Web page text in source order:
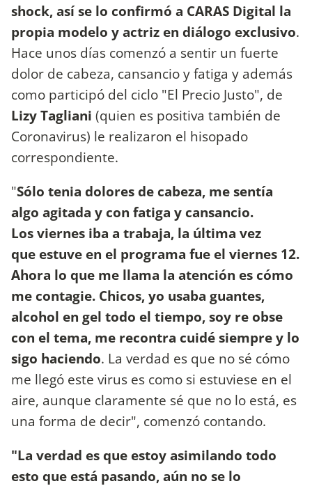
shock, así se lo confirmó a CARAS Digital la
propia modelo y actriz en diálogo exclusivo.
Hace unos días comenzó a sentir un fuerte
dolor de cabeza, cansancio y fatiga y además
como participó del ciclo "El Precio Justo", de
Lizy Tagliani (quien es positiva también de
Coronavirus) le realizaron el hisopado
correspondiente.
"Sólo tenia dolores de cabeza, me sentía
algo agitada y con fatiga y cansancio.
Los viernes iba a trabaja, la última vez
que estuve en el programa fue el viernes 12.
Ahora lo que me llama la atención es cómo
me contagie. Chicos, yo usaba guantes,
alcohol en gel todo el tiempo, soy re obse
con el tema, me recontra cuidé siempre y lo
sigo haciendo. La verdad es que no sé cómo
me llegó este virus es como si estuviese en el
aire, aunque claramente sé que no lo está, es
una forma de decir", comenzó contando.
"La verdad es que estoy asimilando todo
esto que está pasando, aún no se lo